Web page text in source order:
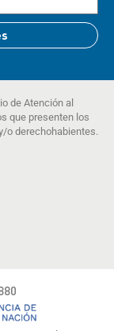
de Atención al
que presenten los
o derechohabientes.